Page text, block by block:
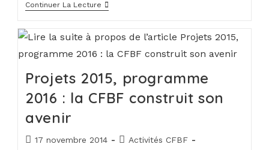
Continuer La Lecture
Projets 2015, programme
2016 : la CFBF construit son
avenir
17 novembre 2014
Activités CFBF